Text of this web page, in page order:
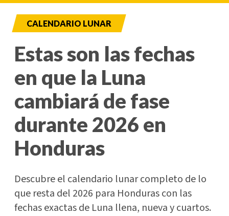
CALENDARIO LUNAR
Estas son las fechas
en que la Luna
cambiará de fase
durante 2026 en
Honduras
Descubre el calendario lunar completo de lo
que resta del 2026 para Honduras con las
fechas exactas de Luna llena, nueva y cuartos.